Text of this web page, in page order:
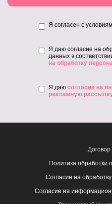
Я согласен с
Я даю согласие на
данных в
на обработку
Я даю согласие на
рекламную
Политика обработки
Согласие на
Согласие на